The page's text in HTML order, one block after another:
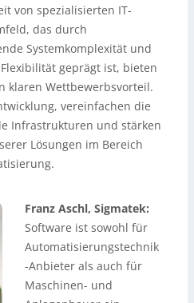
von spezialisierten IT-
das durch
Systemkomplexität und
geprägt ist, bieten
klaren Wettbewerbsvorteil.
vereinfachen die
Infrastrukturen und stärken
Lösungen im Bereich
Franz Aschl, Sigmatek:
Software ist sowohl für
Automatisierungstechnik
-Anbieter als auch für
Maschinen- und